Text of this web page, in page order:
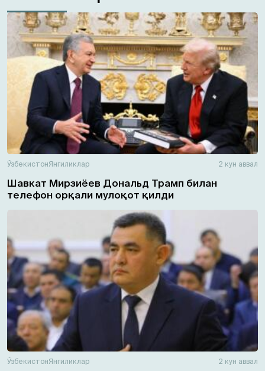
ЎзбекистонЯнгиликлар 2 кун аввал
Шавкат Мирзиёев Дональд Трамп билан
телефон орқали мулоқот қилди
ЎзбекистонЯнгиликлар 2 кун аввал